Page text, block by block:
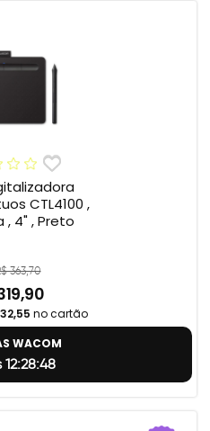
CTL4100 ,
, 4" , Preto
363,70
no cartão
WACOM
12:28:47